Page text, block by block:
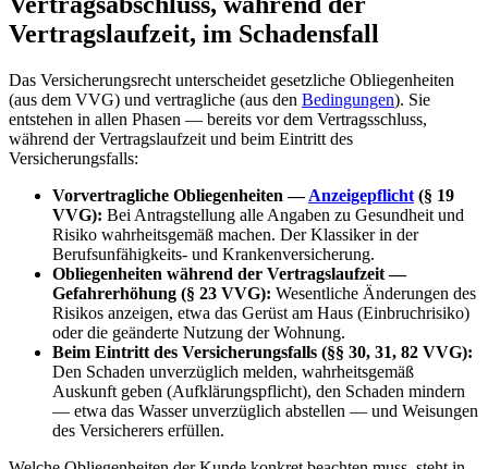
Vertragslaufzeit, im Schadensfall
Das Versicherungsrecht unterscheidet gesetzliche Obliegenheiten
(aus dem VVG) und vertragliche (aus den Bedingungen). Sie
entstehen in allen Phasen — bereits vor dem Vertragsschluss,
während der Vertragslaufzeit und beim Eintritt des
Versicherungsfalls:
Vorvertragliche Obliegenheiten —Anzeigepflicht (§ 19
VVG): Bei Antragstellung alle Angaben zu Gesundheit und
Risiko wahrheitsgemäß machen. Der Klassiker in der
Berufsunfähigkeits- und Krankenversicherung.
Obliegenheiten während der Vertragslaufzeit —
Gefahrerhöhung (§ 23 VVG): Wesentliche Änderungen des
Risikos anzeigen, etwa das Gerüst am Haus (Einbruchrisiko)
oder die geänderte Nutzung der Wohnung.
Beim Eintritt des Versicherungsfalls (§§ 30, 31, 82 VVG):
Den Schaden unverzüglich melden, wahrheitsgemäß
Auskunft geben (Aufklärungspflicht), den Schaden mindern
— etwa das Wasser unverzüglich abstellen — und Weisungen
des Versicherers erfüllen.